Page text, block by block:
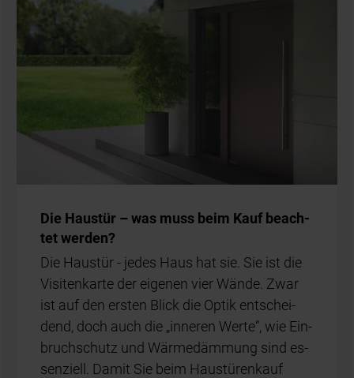
Die Haus­tür – was muss beim Kauf be­ach­
tet wer­den?
Die Haus­tür - je­des Haus hat sie. Sie ist die
Vi­si­ten­kar­te der ei­ge­nen vier Wän­de. Zwar
ist auf den ers­ten Blick die Op­tik ent­schei­
dend, doch auch die „in­ne­ren Wer­te“, wie Ein­
bruch­schutz und Wär­me­däm­mung sind es­
sen­zi­ell. Da­mit Sie beim Haus­tü­ren­kauf